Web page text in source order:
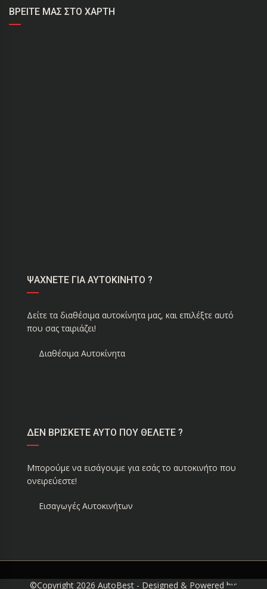
ΒΡΕΊΤΕ ΜΑΣ ΣΤΟ ΧΆΡΤΗ
ΨΑΧΝΕΤΕ ΓΙΑ ΑΥΤΟΚΙΝΗΤΟ ?
Δείτε τα διαθέσιμα αυτοκίνητα μας, και επιλέξτε αυτό
που σας ταιριάζει!
Διαθέσιμα Αυτοκίνητα
ΔΕΝ ΒΡΙΣΚΕΤΕ ΑΥΤΟ ΠΟΥ ΘΕΛΕΤΕ ?
Μπορούμε να εισάγουμε για εσάς το αυτοκινήτο που
ονειρεύεστε!
Εισαγωγές Αυτοκινήτων
©Copyright 2026 AutoBest - Designed & Powered by: